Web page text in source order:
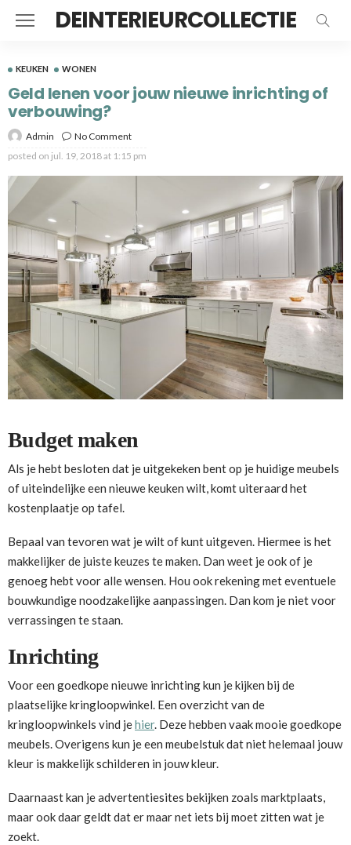
DEINTERIEURCOLLECTIE
KEUKEN WONEN
Geld lenen voor jouw nieuwe inrichting of
verbouwing?
Admin
No Comment
posted on jul. 19, 2018 at 1:15 pm
Budget maken
Als je hebt besloten dat je uitgekeken bent op je huidige meubels
of uiteindelijke een nieuwe keuken wilt, komt uiteraard het
kostenplaatje op tafel.
Bepaal van tevoren wat je wilt of kunt uitgeven. Hiermee is het
makkelijker de juiste keuzes te maken. Dan weet je ook of je
genoeg hebt voor alle wensen. Hou ook rekening met eventuele
bouwkundige noodzakelijke aanpassingen. Dan kom je niet voor
verrassingen te staan.
Inrichting
Voor een goedkope nieuwe inrichting kun je kijken bij de
plaatselijke kringloopwinkel. Een overzicht van de
kringloopwinkels vind jehier. Deze hebben vaak mooie goedkope
meubels. Overigens kun je een meubelstuk dat niet helemaal jouw
kleur is makkelijk schilderen in jouw kleur.
Daarnaast kan je advertentiesites bekijken zoals marktplaats,
maar ook daar geldt dat er maar net iets bij moet zitten wat je
zoekt.